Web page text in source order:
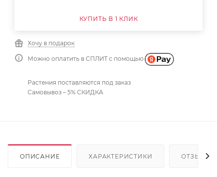
КУПИТЬ В 1 КЛИК
Хочу в подарок
Можно оплатить в СПЛИТ с помощью
Растения поставляются под заказ
Самовывоз – 5% СКИДКА
ОПИСАНИЕ ХАРАКТЕРИСТИКИ ОТЗЫВЫ